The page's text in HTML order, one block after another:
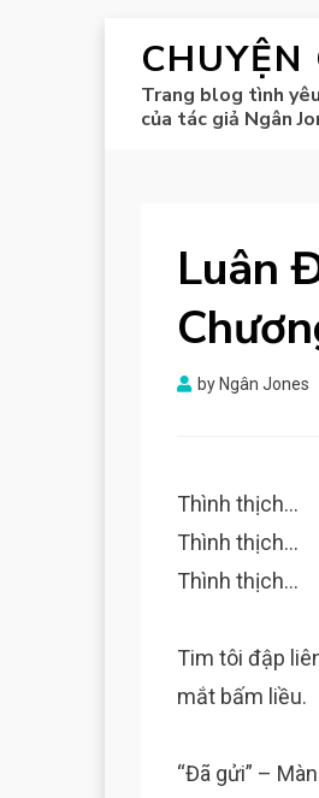
Trang blog tình
của tác giả Ngân
Luân
by Ngân Jones
Thình thịch…
Thình thịch…
Thình thịch…
Tim tôi đập
mắt bấm liều.
“Đã gửi” –